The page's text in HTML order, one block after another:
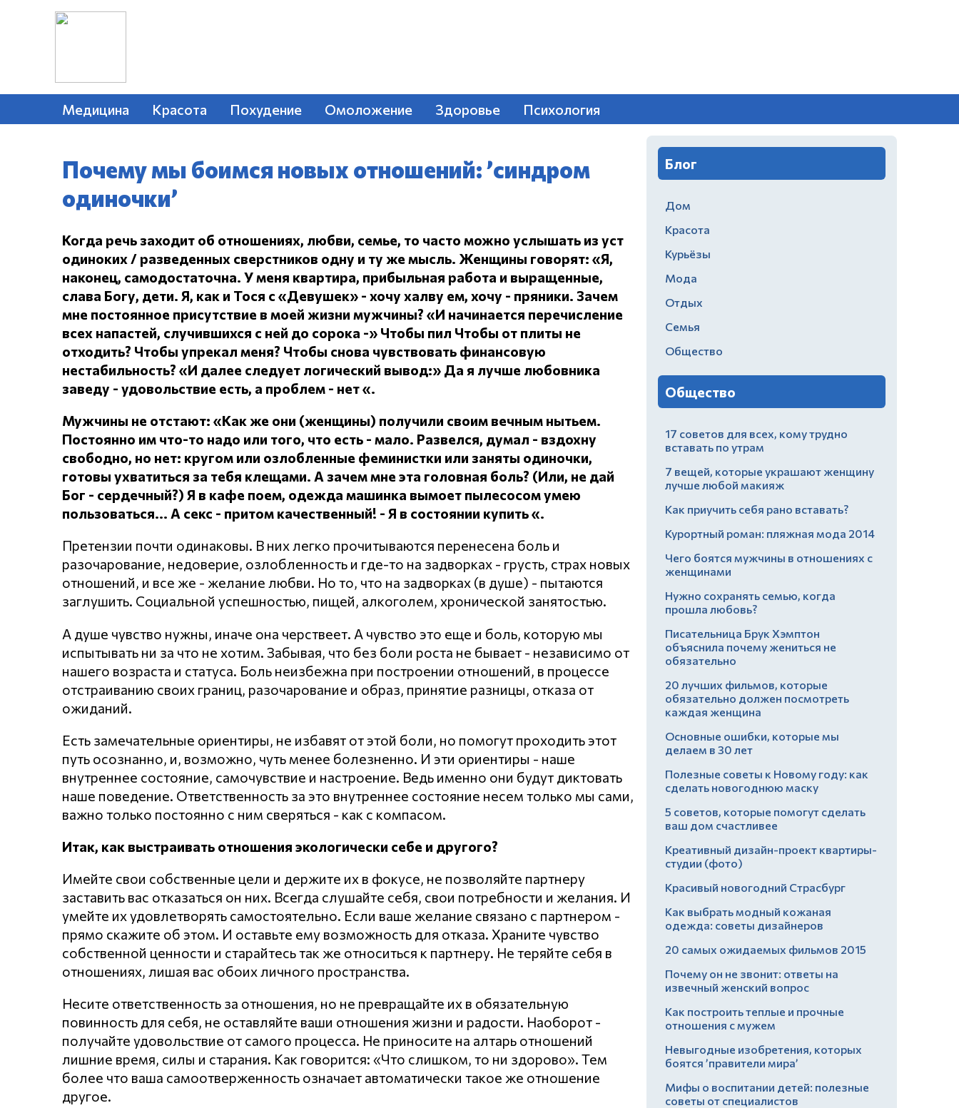
Медицина Красота Похудение Омоложение Здоровье Психология
Почему мы боимся новых отношений: ’синдром
одиночки’
Когда речь заходит об отношениях, любви, семье, то часто можно услышать из уст
одиноких / разведенных сверстников одну и ту же мысль. Женщины говорят: «Я,
наконец, самодостаточна. У меня квартира, прибыльная работа и выращенные,
слава Богу, дети. Я, как и Тося с «Девушек» - хочу халву ем, хочу - пряники. Зачем
мне постоянное присутствие в моей жизни мужчины? «И начинается перечисление
всех напастей, случившихся с ней до сорока -» Чтобы пил Чтобы от плиты не
отходить? Чтобы упрекал меня? Чтобы снова чувствовать финансовую
нестабильность? «И далее следует логический вывод:» Да я лучше любовника
заведу - удовольствие есть, а проблем - нет «.
Мужчины не отстают: «Как же они (женщины) получили своим вечным нытьем.
Постоянно им что-то надо или того, что есть - мало. Развелся, думал - вздохну
свободно, но нет: кругом или озлобленные феминистки или заняты одиночки,
готовы ухватиться за тебя клещами. А зачем мне эта головная боль? (Или, не дай
Бог - сердечный?) Я в кафе поем, одежда машинка вымоет пылесосом умею
пользоваться... А секс - притом качественный! - Я в состоянии купить «.
Претензии почти одинаковы. В них легко прочитываются перенесена боль и
разочарование, недоверие, озлобленность и где-то на задворках - грусть, страх новых
отношений, и все же - желание любви. Но то, что на задворках (в душе) - пытаются
заглушить. Социальной успешностью, пищей, алкоголем, хронической занятостью.
А душе чувство нужны, иначе она черствеет. А чувство это еще и боль, которую мы
испытывать ни за что не хотим. Забывая, что без боли роста не бывает - независимо от
нашего возраста и статуса. Боль неизбежна при построении отношений, в процессе
отстраиванию своих границ, разочарование и образ, принятие разницы, отказа от
ожиданий.
Есть замечательные ориентиры, не избавят от этой боли, но помогут проходить этот
путь осознанно, и, возможно, чуть менее болезненно. И эти ориентиры - наше
внутреннее состояние, самочувствие и настроение. Ведь именно они будут диктовать
наше поведение. Ответственность за это внутреннее состояние несем только мы сами,
важно только постоянно с ним сверяться - как с компасом.
Итак, как выстраивать отношения экологически себе и другого?
Имейте свои собственные цели и держите их в фокусе, не позволяйте партнеру
заставить вас отказаться он них. Всегда слушайте себя, свои потребности и желания. И
умейте их удовлетворять самостоятельно. Если ваше желание связано с партнером -
прямо скажите об этом. И оставьте ему возможность для отказа. Храните чувство
собственной ценности и старайтесь так же относиться к партнеру. Не теряйте себя в
отношениях, лишая вас обоих личного пространства.
Несите ответственность за отношения, но не превращайте их в обязательную
повинность для себя, не оставляйте ваши отношения жизни и радости. Наоборот -
получайте удовольствие от самого процесса. Не приносите на алтарь отношений
лишние время, силы и старания. Как говорится: «Что слишком, то ни здорово». Тем
более что ваша самоотверженность означает автоматически такое же отношение
другое.
Блог
Дом
Красота
Курьёзы
Мода
Отдых
Семья
Общество
Общество
17 советов для всех, кому трудно
вставать по утрам
7 вещей, которые украшают женщину
лучше любой макияж
Как приучить себя рано вставать?
Курортный роман: пляжная мода 2014
Чего боятся мужчины в отношениях с
женщинами
Нужно сохранять семью, когда
прошла любовь?
Писательница Брук Хэмптон
объяснила почему жениться не
обязательно
20 лучших фильмов, которые
обязательно должен посмотреть
каждая женщина
Основные ошибки, которые мы
делаем в 30 лет
Полезные советы к Новому году: как
сделать новогоднюю маску
5 советов, которые помогут сделать
ваш дом счастливее
Креативный дизайн-проект квартиры-
студии (фото)
Красивый новогодний Страсбург
Как выбрать модный кожаная
одежда: советы дизайнеров
20 самых ожидаемых фильмов 2015
Почему он не звонит: ответы на
извечный женский вопрос
Как построить теплые и прочные
отношения с мужем
Невыгодные изобретения, которых
боятся ’правители мира’
Мифы о воспитании детей: полезные
советы от специалистов